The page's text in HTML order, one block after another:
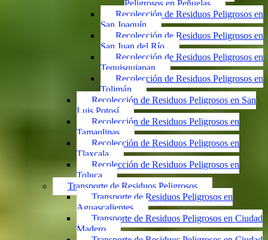
Peligrosos en Peñuelas
Recolección de Residuos Peligrosos en
San Joaquín
Recolección de Residuos Peligrosos en
San Juan del Río
Recolección de Residuos Peligrosos en
Tequisquiapan
Recolección de Residuos Peligrosos en
Tolimán
Recolección de Residuos Peligrosos en San
Luis Potosí
Recolección de Residuos Peligrosos en
Tamaulipas
Recolección de Residuos Peligrosos en
Tlaxcala
Recolección de Residuos Peligrosos en
Toluca
Transporte de Residuos Peligrosos
Transporte de Residuos Peligrosos en
Aguascalientes
Transporte de Residuos Peligrosos en Ciudad
Madero